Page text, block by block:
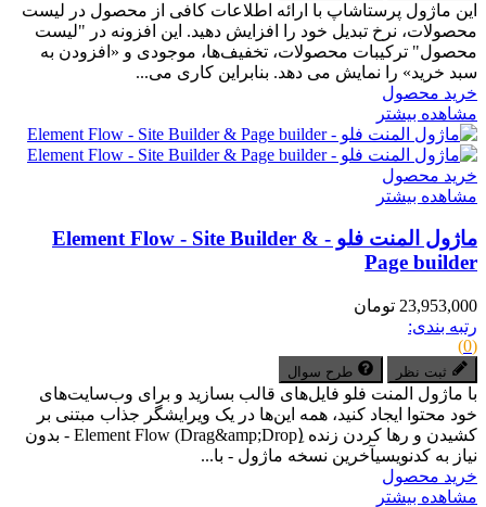
این ماژول پرستاشاپ با ارائه اطلاعات کافی از محصول در لیست
محصولات، نرخ تبدیل خود را افزایش دهید. این افزونه در "لیست
محصول" ترکیبات محصولات، تخفیف‌ها، موجودی و «افزودن به
سبد خرید» را نمایش می دهد. بنابراین کاری می...
خرید محصول
مشاهده بیشتر
خرید محصول
مشاهده بیشتر
ماژول المنت فلو - Element Flow - Site Builder &
Page builder
23,953,000 تومان
رتبه بندی:
(0)
ثبت نظر طرح سوال
با ماژول المنت فلو فایل‌های قالب بسازید و برای وب‌سایت‌های
خود محتوا ایجاد کنید، همه این‌ها در یک ویرایشگر جذاب مبتنی بر
کشیدن و رها کردن زنده (ِDrag&amp;Drop) Element Flow - بدون
نیاز به کدنویسیآخرین نسخه ماژول - با...
خرید محصول
مشاهده بیشتر